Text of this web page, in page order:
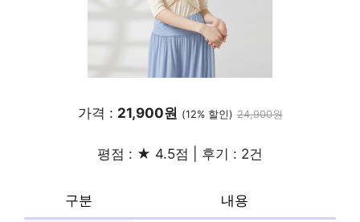
가격 : 21,900원 (12% 할인) 24,900원
평점 : ★ 4.5점 | 후기 : 2건
구분 내용